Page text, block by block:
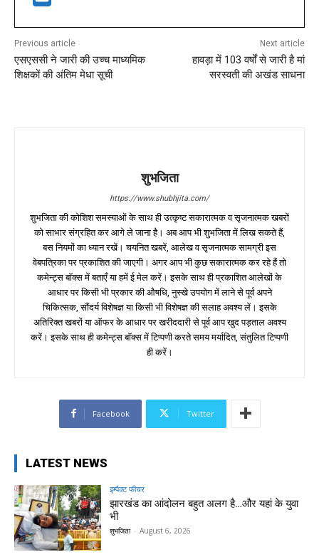
Previous article
एसएससी ने जारी की उच्च माध्यमिक
शिक्षकों की अंतिम मेधा सूची
Next article
हावड़ा में 103 वर्षों से जारी है मां
सरस्वती की अखंड साधना
शुभजिता
https://www.shubhjita.com/
शुभजिता की कोशिश समस्याओं के साथ ही उत्कृष्ट सकारात्मक व सृजनात्मक खबरों
को साभार संग्रहित कर आगे ले जाना है। अब आप भी शुभजिता में लिख सकते हैं,
बस नियमों का ध्यान रखें। चयनित खबरें, आलेख व सृजनात्मक सामग्री इस
वेबपत्रिका पर प्रकाशित की जाएगी। अगर आप भी कुछ सकारात्मक कर रहे हैं तो
कमेन्ट्स बॉक्स में बताएँ या हमें ई मेल करें। इसके साथ ही प्रकाशित आलेखों के
आधार पर किसी भी प्रकार की औषधि, नुस्खे उपयोग में लाने से पूर्व अपने
चिकित्सक, सौंदर्य विशेषज्ञ या किसी भी विशेषज्ञ की सलाह अवश्य लें। इसके
अतिरिक्त खबरों या ऑफर के आधार पर खरीददारी से पूर्व आप खुद पड़ताल अवश्य
करें। इसके साथ ही कमेन्ट्स बॉक्स में टिप्पणी करते समय मर्यादित, संतुलित टिप्पणी
ही करें।
Facebook Twitter
LATEST NEWS
इम्पैक्ट फीचर
झारखंड का आंदोलन बहुत अलग है…और यहां के युवा
भी
शुभजिता - August 6, 2026